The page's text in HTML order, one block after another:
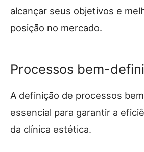
alcançar seus objetivos e
posição no mercado.
Processos bem-
A definição de processos
essencial para garantir a
da clínica estética.